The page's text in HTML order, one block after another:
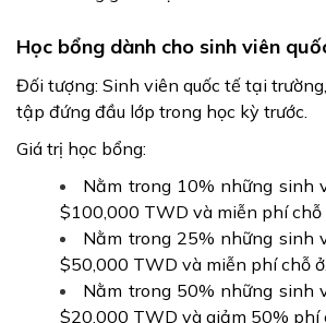
Học bổng dành cho sinh viên
Đối tượng: Sinh viên quốc tế tại
tập đứng đầu lớp trong học kỳ trước.
Giá trị học bổng:
Nằm trong 10% những sinh
$100,000 TWD và miễn phí chỗ
Nằm trong 25% những sinh
$50,000 TWD và miễn phí chỗ ở.
Nằm trong 50% những sinh
$20,000 TWD và giảm 50% phí